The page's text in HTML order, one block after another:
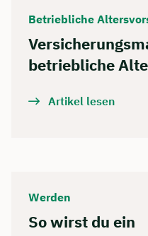
Betriebliche
betriebliche
Artikel lesen
Werden
So wirst du ein